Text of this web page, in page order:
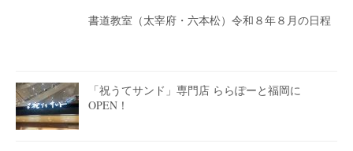
書道教室（太宰府・六本松）令和８年８月の日程
「祝うてサンド」専門店 ららぽーと福岡に
OPEN！